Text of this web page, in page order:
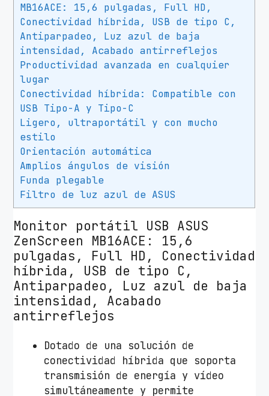
6
A
C
E
1
5
.
MB16ACE: 15,6 pulgadas, Full HD,
Conectividad híbrida, USB de tipo C,
Antiparpadeo, Luz azul de baja
intensidad, Acabado antirreflejos
Productividad avanzada en cualquier
lugar
Conectividad híbrida: Compatible con
USB Tipo-A y Tipo-C
Ligero, ultraportátil y con mucho
estilo
Orientación automática
Amplios ángulos de visión
Funda plegable
Filtro de luz azul de ASUS
Monitor portátil USB ASUS
ZenScreen MB16ACE: 15,6
pulgadas, Full HD, Conectividad
híbrida, USB de tipo C,
Antiparpadeo, Luz azul de baja
intensidad, Acabado
antirreflejos
Dotado de una solución de
conectividad híbrida que soporta
transmisión de energía y vídeo
simultáneamente y permite